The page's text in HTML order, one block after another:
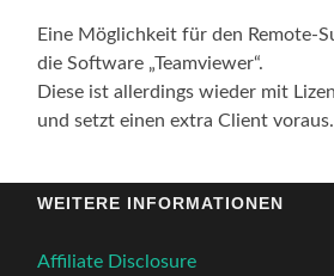
Eine Möglichkeit für den Remote-
die Software „Teamviewer“.
Diese ist allerdings wieder mit
und setzt einen extra Client
WEITERE INFORMATIONEN
Affiliate Disclosure